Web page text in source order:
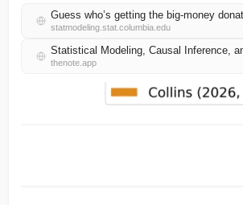
statmodeling.stat.columbia.edu
thenote.app